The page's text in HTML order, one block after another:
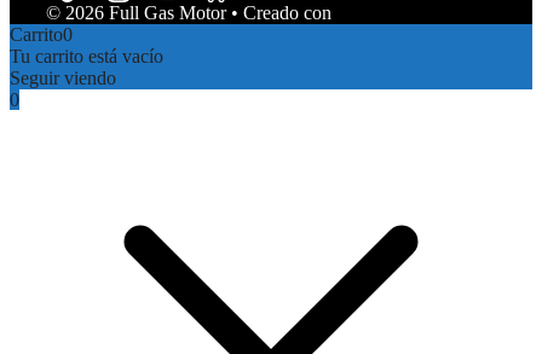
© 2026 Full Gas Motor• Creado con
Carrito0
Tu carrito está vacío
Seguir viendo
0